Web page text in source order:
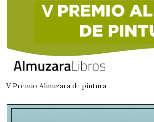
V Premio Almuzara de pintura